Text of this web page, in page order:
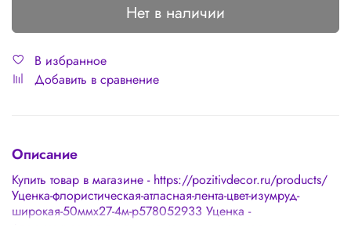
Нет в наличии
В избранное
Добавить в сравнение
Описание
Купить товар в магазине - https://pozitivdecor.ru/products/
Уценка-флористическая-атласная-лента-цвет-изумруд-
широкая-50ммх27-4м-p578052933 Уценка -